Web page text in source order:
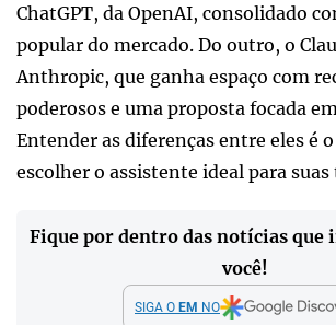
ChatGPT, da OpenAI, consolidado
popular do mercado. Do outro, o
Anthropic, que ganha espaço com
poderosos e uma proposta focada
Entender as diferenças entre eles é
escolher o assistente ideal para
Fique por dentro das notícias que
você!
SIGA O EM NO